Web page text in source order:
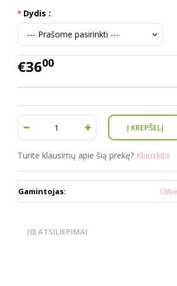
Dydis :
€3600
Turite klausimų apie šią prekę? Klauskite
Gamintojas:
(0) ATSILIEPIMAI